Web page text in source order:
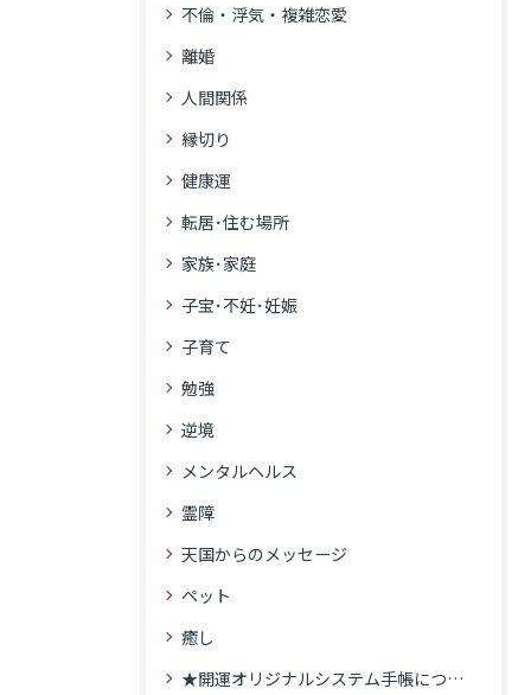
不倫・浮気・複雑恋愛
離婚
人間関係
縁切り
健康運
転居･住む場所
家族･家庭
子宝･不妊･妊娠
子育て
勉強
逆境
メンタルヘルス
霊障
天国からのメッセージ
ペット
癒し
★開運オリジナルシステム手帳について